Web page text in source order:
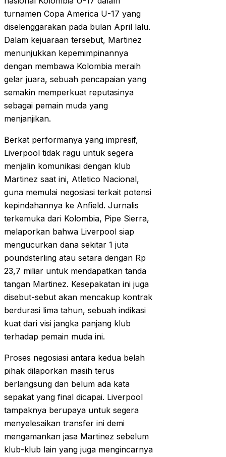
turnamen Copa America U-17 yang
diselenggarakan pada bulan April lalu.
Dalam kejuaraan tersebut, Martinez
menunjukkan kepemimpinannya
dengan membawa Kolombia meraih
gelar juara, sebuah pencapaian yang
semakin memperkuat reputasinya
sebagai pemain muda yang
menjanjikan.
Berkat performanya yang impresif,
Liverpool tidak ragu untuk segera
menjalin komunikasi dengan klub
Martinez saat ini, Atletico Nacional,
guna memulai negosiasi terkait potensi
kepindahannya ke Anfield. Jurnalis
terkemuka dari Kolombia, Pipe Sierra,
melaporkan bahwa Liverpool siap
mengucurkan dana sekitar 1 juta
poundsterling atau setara dengan Rp
23,7 miliar untuk mendapatkan tanda
tangan Martinez. Kesepakatan ini juga
disebut-sebut akan mencakup kontrak
berdurasi lima tahun, sebuah indikasi
kuat dari visi jangka panjang klub
terhadap pemain muda ini.
Proses negosiasi antara kedua belah
pihak dilaporkan masih terus
berlangsung dan belum ada kata
sepakat yang final dicapai. Liverpool
tampaknya berupaya untuk segera
menyelesaikan transfer ini demi
mengamankan jasa Martinez sebelum
klub-klub lain yang juga mengincarnya